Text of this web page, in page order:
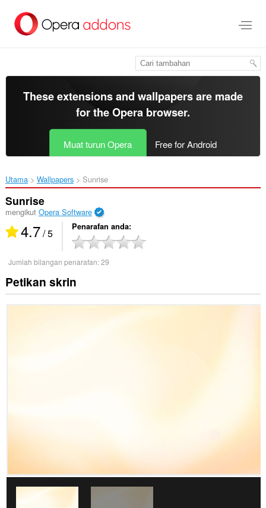
kandungan
These extensions and wallpapers are made
for theOpera browser.
Muat turun Opera Free for Android
Utama Wallpapers Sunrise‎
Sunrise
mengikut Opera Software
4.7/ 5 Penarafan anda
Jumlah bilangan penarafan:29
Petikan skrin